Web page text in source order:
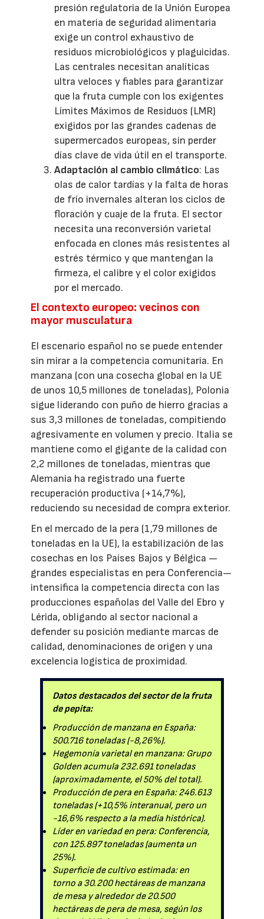
presión regulatoria de la Unión Europea
en materia de seguridad alimentaria
exige un control exhaustivo de
residuos microbiológicos y plaguicidas.
Las centrales necesitan analíticas
ultra veloces y fiables para garantizar
que la fruta cumple con los exigentes
Límites Máximos de Residuos (LMR)
exigidos por las grandes cadenas de
supermercados europeas, sin perder
días clave de vida útil en el transporte.
Adaptación al cambio climático: Las
olas de calor tardías y la falta de horas
de frío invernales alteran los ciclos de
floración y cuaje de la fruta. El sector
necesita una reconversión varietal
enfocada en clones más resistentes al
estrés térmico y que mantengan la
firmeza, el calibre y el color exigidos
por el mercado.
El contexto europeo: vecinos con
mayor musculatura
El escenario español no se puede entender
sin mirar a la competencia comunitaria. En
manzana (con una cosecha global en la UE
de unos 10,5 millones de toneladas), Polonia
sigue liderando con puño de hierro gracias a
sus 3,3 millones de toneladas, compitiendo
agresivamente en volumen y precio. Italia se
mantiene como el gigante de la calidad con
2,2 millones de toneladas, mientras que
Alemania ha registrado una fuerte
recuperación productiva (+14,7%),
reduciendo su necesidad de compra exterior.
En el mercado de la pera (1,79 millones de
toneladas en la UE), la estabilización de las
cosechas en los Países Bajos y Bélgica —
grandes especialistas en pera Conferencia—
intensifica la competencia directa con las
producciones españolas del Valle del Ebro y
Lérida, obligando al sector nacional a
defender su posición mediante marcas de
calidad, denominaciones de origen y una
excelencia logística de proximidad.
Datos destacados del sector de la fruta
de pepita:
Producción de manzana en España:
500.716 toneladas (-8,26%).
Hegemonía varietal en manzana: Grupo
Golden acumula 232.691 toneladas
(aproximadamente, el 50% del total).
Producción de pera en España: 246.613
toneladas (+10,5% interanual, pero un
-16,6% respecto a la media histórica).
Líder en variedad en pera: Conferencia,
con 125.897 toneladas (aumenta un
25%).
Superficie de cultivo estimada: en
torno a 30.200 hectáreas de manzana
de mesa y alrededor de 20.500
hectáreas de pera de mesa, según los